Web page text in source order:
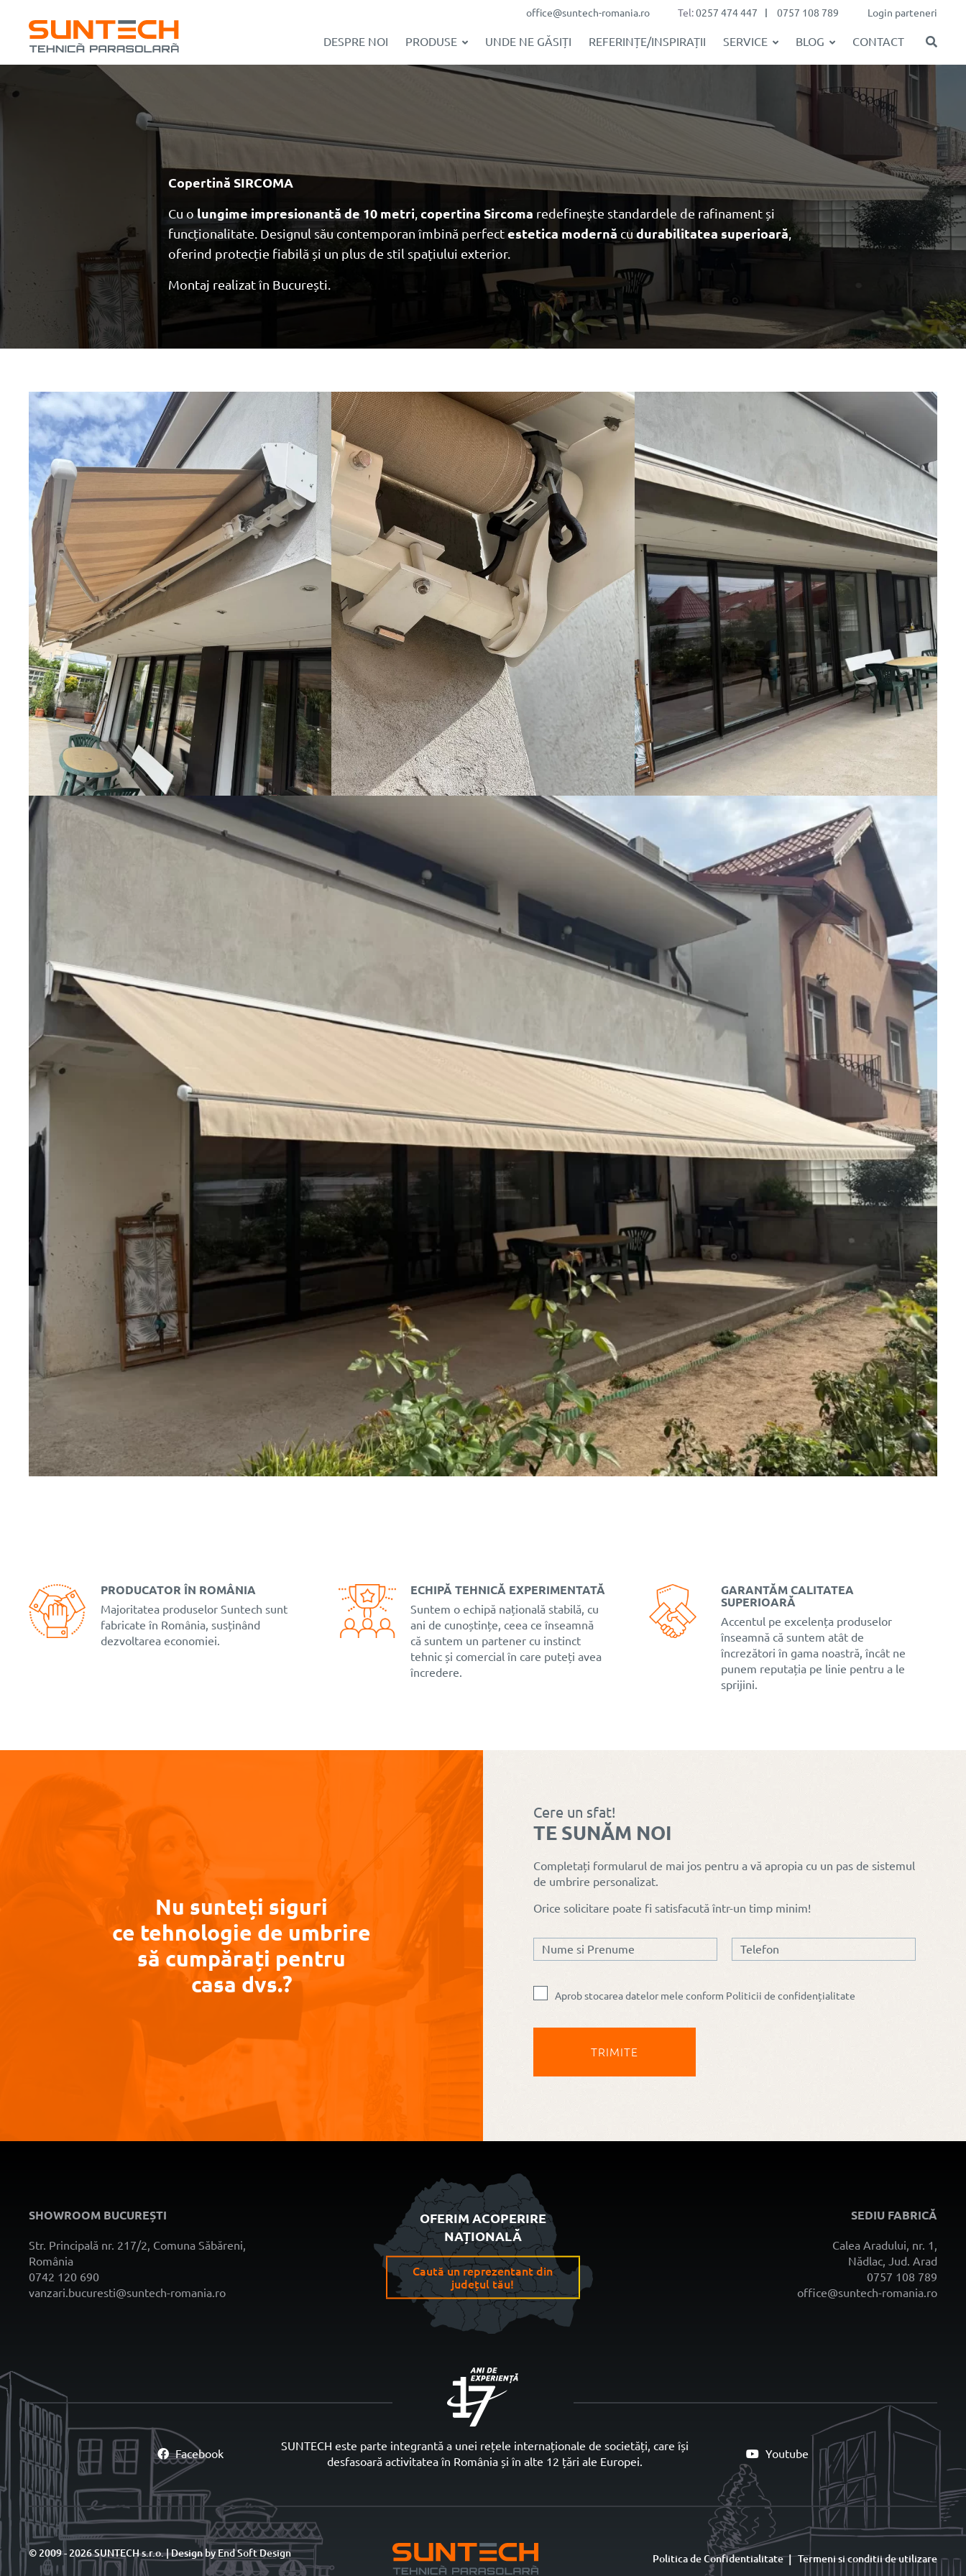
office@suntech-romania.ro Tel:0257 474 447 0757 108 789 Login parteneri
DESPRE NOI PRODUSE UNDE NE GĂSIȚI REFERINȚE/INSPIRAȚII SERVICE BLOG CONTACT
Copertină SIRCOMA
Cu olungime impresionantă de 10 metri,copertina Sircoma redefinește standardele de rafinament și
funcționalitate. Designul său contemporan îmbină perfectestetica modernă cudurabilitatea superioară,
oferind protecție fiabilă și un plus de stil spațiului exterior.
Montaj realizat în București.
PRODUCATOR ÎN ROMÂNIA
Majoritatea produselor Suntech sunt
fabricate în România, susținând
dezvoltarea economiei.
ECHIPĂ TEHNICĂ EXPERIMENTATĂ
Suntem o echipă națională stabilă, cu
ani de cunoștințe, ceea ce înseamnă
că suntem un partener cu instinct
tehnic și comercial în care puteți avea
încredere.
GARANTĂM CALITATEA
SUPERIOARĂ
Accentul pe excelența produselor
înseamnă că suntem atât de
încrezători în gama noastră, încât ne
punem reputația pe linie pentru a le
sprijini.
Nu sunteți siguri
ce tehnologie de umbrire
să cumpărați pentru
casa dvs.?
Cere un sfat!
TE SUNĂM NOI
Completați formularul de mai jos pentru a vă apropia cu un pas de sistemul
de umbrire personalizat.
Orice solicitare poate fi satisfacută într-un timp minim!
Aprob stocarea datelor mele conform Politicii de confidențialitate
SHOWROOM BUCUREȘTI
Str. Principală nr. 217/2, Comuna Săbăreni,
România
0742 120 690
vanzari.bucuresti@suntech-romania.ro
OFERIM ACOPERIRE
NAȚIONALĂ
Caută un reprezentant din
județul tău!
SEDIU FABRICĂ
Calea Aradului, nr. 1,
Nădlac, Jud. Arad
0757 108 789
office@suntech-romania.ro
Facebook
SUNTECH este parte integrantă a unei rețele internaționale de societăți, care își
desfasoară activitatea în România și în alte 12 țări ale Europei.
Youtube
© 2009 - 2026 SUNTECH s.r.o. | Design byEnd Soft Design Politica de Confidentialitate Termeni si conditii de utilizare